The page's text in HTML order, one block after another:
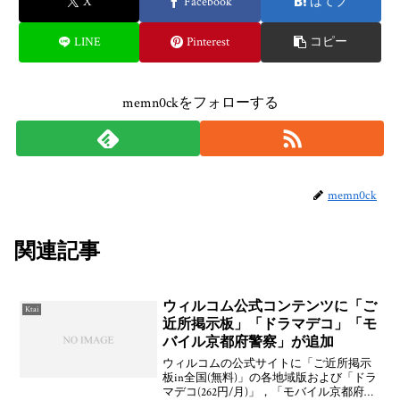
LINE Pinterest コピー
memn0ckをフォローする
memn0ck
関連記事
Ktai
ウィルコム公式コンテンツに「ご
近所掲示板」「ドラマデコ」「モ
バイル京都府警察」が追加
ウィルコムの公式サイトに「ご近所掲示
板in全国(無料)」の各地域版および「ドラ
マデコ(262円/月)」，「モバイル京都府警